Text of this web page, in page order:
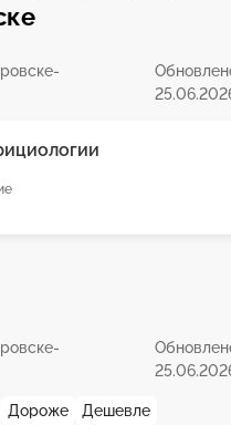
Дороже Дешевле